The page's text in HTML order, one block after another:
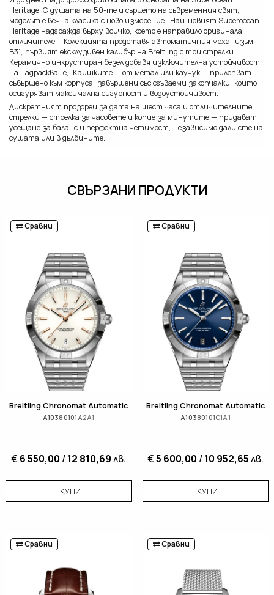
Heritage. С душата на 50-те и сърцето на съвременния свят,
моделът е вечна класика с ново измерение. Най-новият Superocean
Heritage надгражда върху всичко, което е направило оригинала
отличителен. Колекцията представя автоматичния механизъм
B31, първият ексклузивен калибър на Breitling с три стрелки.
Керамично инкрустиран безел добавя изключителна устойчивост
на надраскване,. Каишките — от метал или каучук — прилепват
съвършено към корпуса, завършени със сгъваеми закопчалки, които
осигуряват максимална сигурност и водоустойчивост.
Дискретният прозорец за дата на шест часа и отличителните
стрелки — стрелка за часовете и копие за минутите — придават
усещане за баланс и перфектна четимост, независимо дали сте на
сушата или в дълбините.
СВЪРЗАНИ ПРОДУКТИ
Сравни
Breitling Chronomat Automatic
A10380101A2A1
€ 6 550,00 /12 810,69лв.
КУПИ
Сравни
Breitling Chronomat Automatic
A10380101C1A1
€5 600,00 /10 952,65лв.
КУПИ
Сравни Сравни